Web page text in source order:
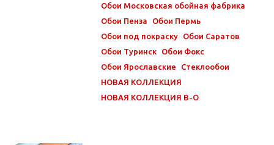
Обои Московская обойная фабрика
Обои Пенза
Обои Пермь
Обои под покраску
Обои Саратов
Обои Туринск
Обои Фокс
Обои Ярославские
Стеклообои
НОВАЯ КОЛЛЕКЦИЯ
НОВАЯ КОЛЛЕКЦИЯ В-О